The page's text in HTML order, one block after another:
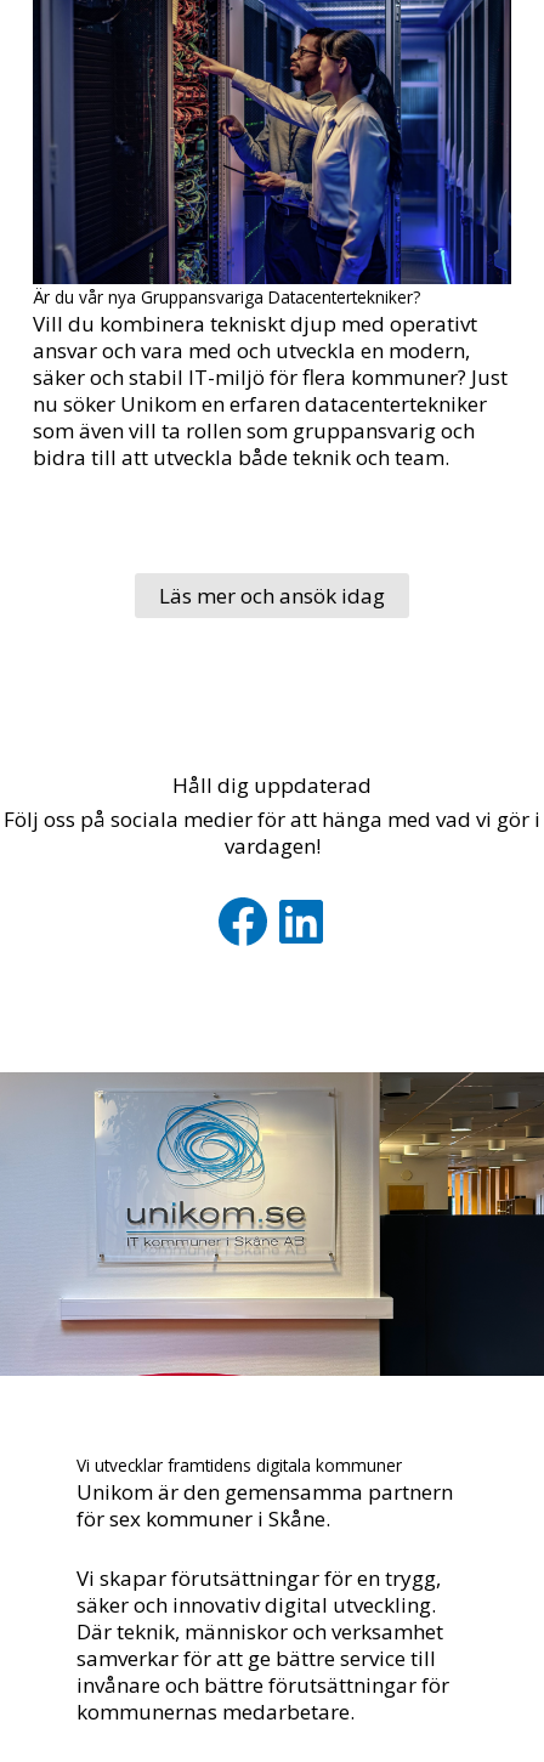
Är du vår nya Gruppansvariga Datacentertekniker?
Vill du kombinera tekniskt djup med operativt
ansvar och vara med och utveckla en modern,
säker och stabil IT-miljö för flera kommuner? Just
nu söker Unikom en erfaren datacentertekniker
som även vill ta rollen som gruppansvarig och
bidra till att utveckla både teknik och team.
Läs mer och ansök idag
Håll dig uppdaterad
Följ oss på sociala medier för att hänga med vad vi gör i
vardagen!
Vi utvecklar framtidens digitala kommuner
Unikom är den gemensamma partnern
för sex kommuner i Skåne.
Vi skapar förutsättningar för en trygg,
säker och innovativ digital utveckling.
Där teknik, människor och verksamhet
samverkar för att ge bättre service till
invånare och bättre förutsättningar för
kommunernas medarbetare.